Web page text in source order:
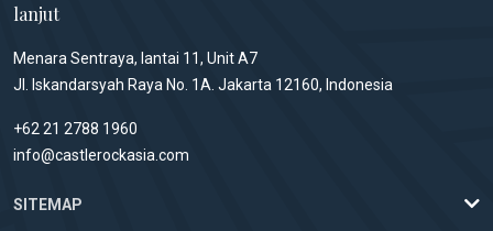
lanjut
Menara Sentraya, lantai 11, Unit A7
Jl. Iskandarsyah Raya No. 1A. Jakarta 12160, Indonesia
+62 21 2788 1960
info@castlerockasia.com
SITEMAP